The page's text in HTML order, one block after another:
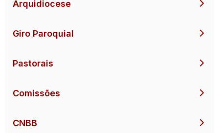
Arquidiocese
Giro Paroquial
Pastorais
Comissões
CNBB